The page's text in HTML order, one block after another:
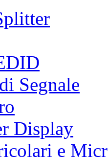
Segnale
Display
e